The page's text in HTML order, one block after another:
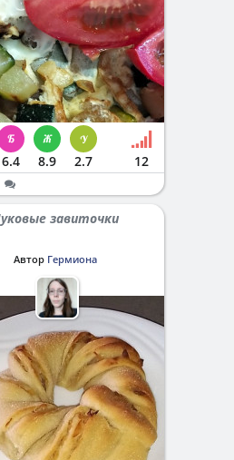
6.4 8.9 2.7 12
Луковые завиточки
Автор Гермиона